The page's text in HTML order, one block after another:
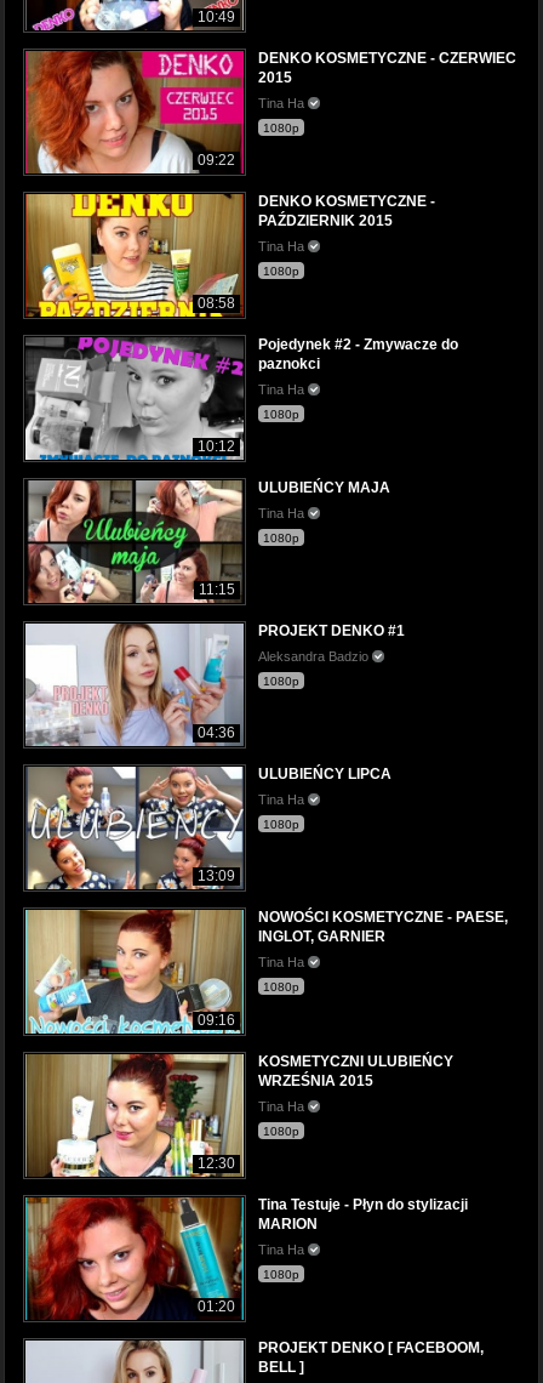
10:49
09:22
DENKO KOSMETYCZNE - CZERWIEC
2015
Tina Ha
1080p
08:58
DENKO KOSMETYCZNE -
PAŹDZIERNIK 2015
Tina Ha
1080p
10:12
Pojedynek #2 - Zmywacze do
paznokci
Tina Ha
1080p
11:15
ULUBIEŃCY MAJA
Tina Ha
1080p
04:36
PROJEKT DENKO #1
Aleksandra Badzio
1080p
13:09
ULUBIEŃCY LIPCA
Tina Ha
1080p
09:16
NOWOŚCI KOSMETYCZNE - PAESE,
INGLOT, GARNIER
Tina Ha
1080p
12:30
KOSMETYCZNI ULUBIEŃCY
WRZEŚNIA 2015
Tina Ha
1080p
01:20
Tina Testuje - Płyn do stylizacji
MARION
Tina Ha
1080p
PROJEKT DENKO [ FACEBOOM,
BELL ]